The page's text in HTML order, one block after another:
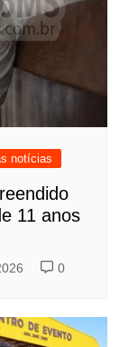
notícias
11 anos
0